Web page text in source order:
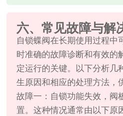
六、常见故障与解
自锁蝶阀在长期使用过程中
时准确的故障诊断和有效的
定运行的关键。以下分析几
生原因和相应的处理方法，
故障一：自锁功能失效，阀
置。这种情况通常由以下原